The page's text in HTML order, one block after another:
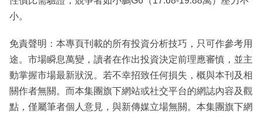
小。
免責聲明：本專頁刊載的所有投資分析技巧，只可作參考用
途。市場瞬息萬變，讀者在作出投資決定前理應審慎，並主
動掌握市場最新狀況。若不幸招致任何損失，概與本刊及相
關作者無關。而本集團旗下網站或社交平台的網誌內容及觀
點，僅屬筆者個人意見，與新傳媒立場無關。本集團旗下網